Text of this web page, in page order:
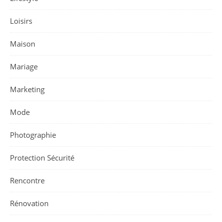
Loisirs
Maison
Mariage
Marketing
Mode
Photographie
Protection Sécurité
Rencontre
Rénovation